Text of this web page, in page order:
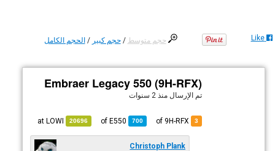
حجم متوسط /حجم كبير /الحجم الكامل Like
Embraer Legacy 550 (9H-RFX)
تم الإرسال منذ 2 سنوات
3
700
E550
20696
LOWI
Christoph Plank